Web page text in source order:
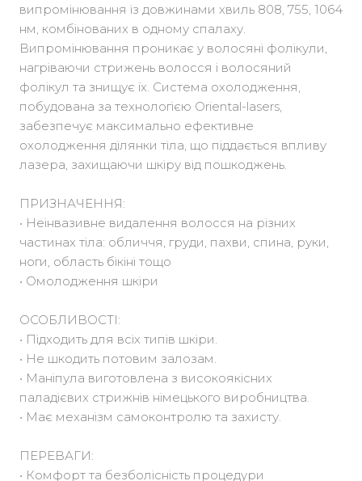
випромінювання із довжинами хвиль 808, 755, 1064
нм, комбінованих в одному спалаху.
Випромінювання проникає у волосяні фолікули,
нагріваючи стрижень волосся і волосяний
фолікул та знищує їх. Система охолодження,
побудована за технологією Oriental-lasers,
забезпечує максимально ефективне
охолодження ділянки тіла, що піддається впливу
лазера, захищаючи шкіру від пошкоджень.
ПРИЗНАЧЕННЯ:
• Неінвазивне видалення волосся на різних
частинах тіла: обличчя, груди, пахви, спина, руки,
ноги, область бікіні тощо
• Омолодження шкіри
ОСОБЛИВОСТІ:
• Підходить для всіх типів шкіри.
• Не шкодить потовим залозам.
• Маніпула виготовлена з високоякісних
паладієвих стрижнів німецького виробництва.
• Має механізм самоконтролю та захисту.
ПЕРЕВАГИ:
• Комфорт та безболісність процедури